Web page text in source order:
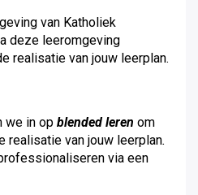
van Katholiek
deze leeromgeving
realisatie van jouw leerplan.
we in op blended leren om
realisatie van jouw leerplan.
via een